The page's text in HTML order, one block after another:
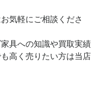
気軽にご相談くださ
具への知識や買取実績
高く売りたい方は当店